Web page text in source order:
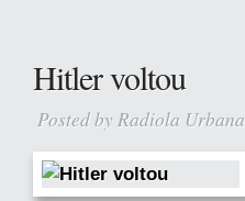
Hitler voltou
Posted by Radiola Urbana